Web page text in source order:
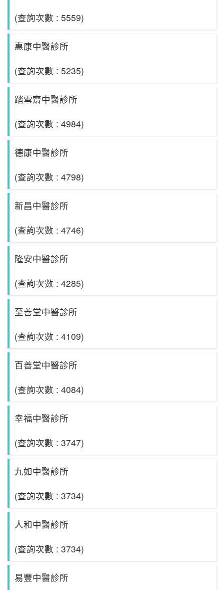
(查詢次數 : 5559)
惠康中醫診所
(查詢次數 : 5235)
踏雪齋中醫診所
(查詢次數 : 4984)
德康中醫診所
(查詢次數 : 4798)
新昌中醫診所
(查詢次數 : 4746)
隆安中醫診所
(查詢次數 : 4285)
至善堂中醫診所
(查詢次數 : 4109)
百善堂中醫診所
(查詢次數 : 4084)
幸福中醫診所
(查詢次數 : 3747)
九如中醫診所
(查詢次數 : 3734)
人和中醫診所
(查詢次數 : 3734)
易豐中醫診所